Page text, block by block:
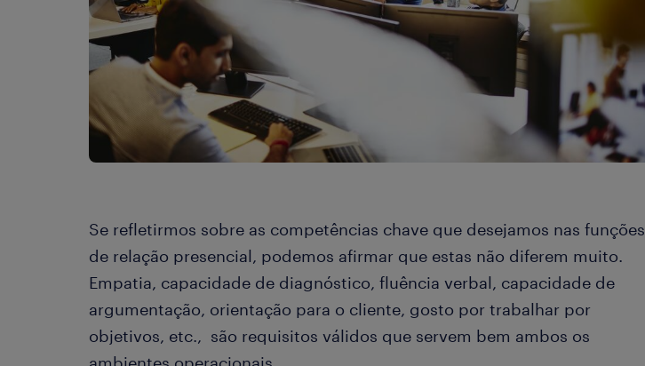
Se refletirmos sobre as competências chave que desejamos nas funções
de relação presencial, podemos afirmar que estas não diferem muito.
Empatia, capacidade de diagnóstico, fluência verbal, capacidade de
argumentação, orientação para o cliente, gosto por trabalhar por
objetivos, etc., são requisitos válidos que servem bem ambos os